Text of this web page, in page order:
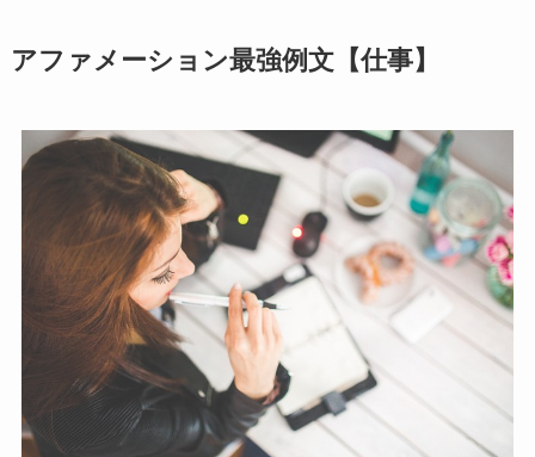
アファメーション最強例文【仕事】